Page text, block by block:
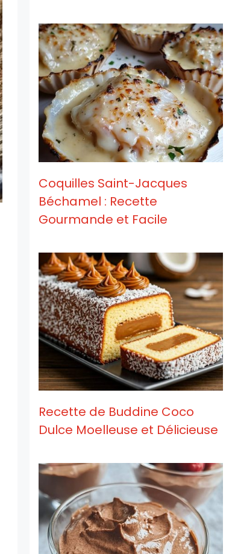
Coquilles Saint-Jacques
Béchamel : Recette
Gourmande et Facile
Recette de Buddine Coco
Dulce Moelleuse et Délicieuse